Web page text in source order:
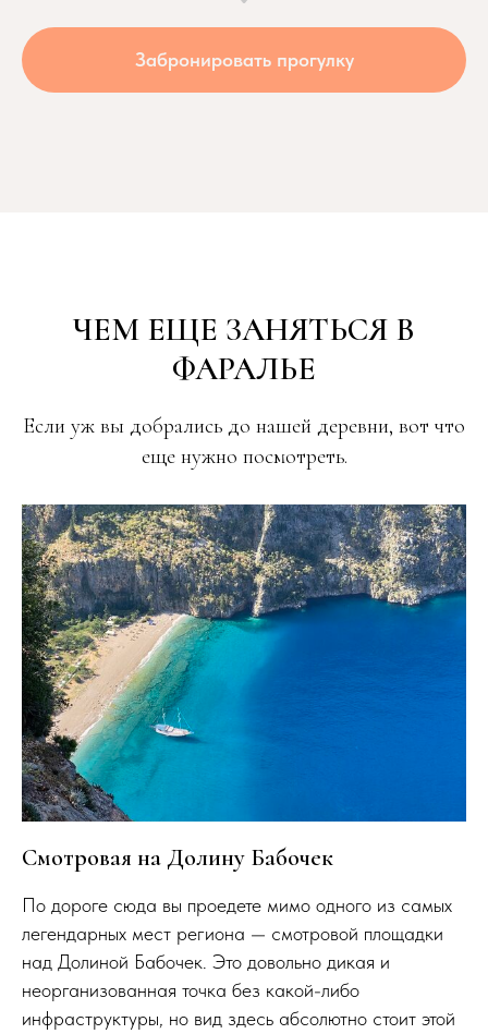
Забронировать прогулку
ЧЕМ ЕЩЕ ЗАНЯТЬСЯ В
ФАРАЛЬЕ
Если уж вы добрались до нашей деревни, вот что
еще нужно посмотреть.
Смотровая на Долину Бабочек
По дороге сюда вы проедете мимо одного из самых
легендарных мест региона — смотровой площадки
над Долиной Бабочек. Это довольно дикая и
неорганизованная точка без какой-либо
инфраструктуры, но вид здесь абсолютно стоит этой